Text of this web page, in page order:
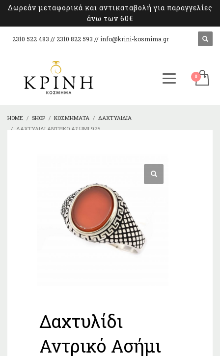
Δωρεάν μεταφορικά και αντικαταβολή για παραγγελίες
άνω των 60€
2310 522 483 // 2310 822 593 // info@krini-kosmima.gr
HOME SHOP ΚΟΣΜΉΜΑΤΑ
ΔΑΧΤΥΛΊΔΙΑ
ΔΑΧΤΥΛΊΔΙ ΑΝΤΡΙΚΌ ΑΣΉΜΙ 925
Δαχτυλίδι
Αντρικό Ασήμι